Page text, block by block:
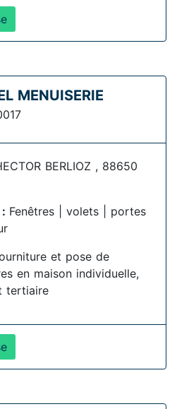
MENUISERIE
BERLIOZ , 88650
Fenêtres | volets | portes
et pose de
en maison individuelle,
tertiaire